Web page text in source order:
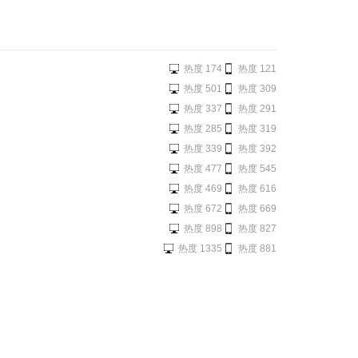
热度 121
热度 174
热度 309
热度 501
热度 291
热度 337
热度 319
热度 285
热度 392
热度 339
热度 545
热度 477
热度 616
热度 469
热度 669
热度 672
热度 827
热度 898
热度 881
热度 1335